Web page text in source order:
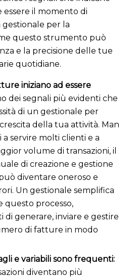
il momento di
per la
questo strumento può
e la precisione delle tue
quotidiane.
iniziano ad essere
dei segnali più evidenti che
di un gestionale per
della tua attività. Man
a servire molti clienti e a
volume di transazioni, il
di creazione e gestione
diventare oneroso e
Un gestionale semplifica
processo,
di generare, inviare e gestire
di fatture in modo
e variabili sono frequenti:
diventano più